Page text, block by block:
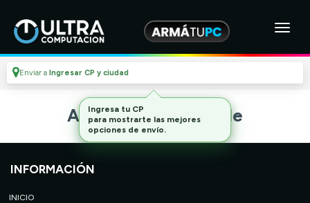
Enviar a Ingresar CP y ciudad
Artículo no disponible
INFORMACIÓN
INICIO
Ingresa tu CP
para mostrarte las mejores
opciones de envío.